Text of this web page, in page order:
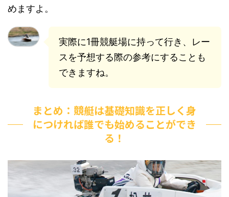
めますよ。
実際に1冊競艇場に持って行き、レー
スを予想する際の参考にすることも
できますね。
まとめ：競艇は基礎知識を正しく身
につければ誰でも始めることができ
る！